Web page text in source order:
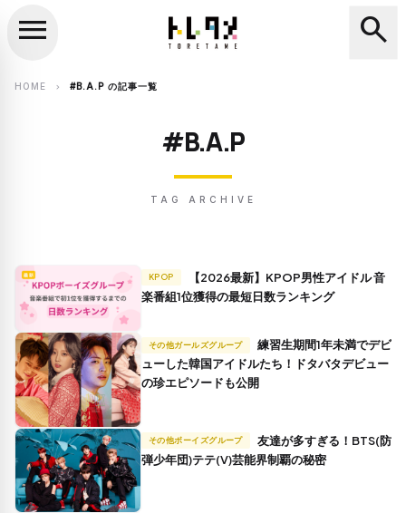
search
menu search
HOME chevron_right #B.A.P の記事一覧
#B.A.P
TAG ARCHIVE
KPOP
楽番組1位獲得の最短日数ランキング
その他ガールズグループ
ューした韓国アイドルたち！ドタバタデビュー
の珍エピソードも公開
その他ボーイズグループ
弾少年団)テテ(V)芸能界制覇の秘密